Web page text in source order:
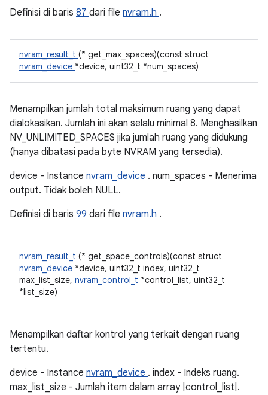
Definisi di baris 87 dari file nvram.h .
nvram_result_t (* get_max_spaces)(const struct
nvram_device *device, uint32_t *num_spaces)
Menampilkan jumlah total maksimum ruang yang dapat
dialokasikan. Jumlah ini akan selalu minimal 8. Menghasilkan
NV_UNLIMITED_SPACES jika jumlah ruang yang didukung
(hanya dibatasi pada byte NVRAM yang tersedia).
device - Instance nvram_device . num_spaces - Menerima
output. Tidak boleh NULL.
Definisi di baris 99 dari file nvram.h .
nvram_result_t (* get_space_controls)(const struct
nvram_device *device, uint32_t index, uint32_t
max_list_size, nvram_control_t *control_list, uint32_t
*list_size)
Menampilkan daftar kontrol yang terkait dengan ruang
tertentu.
device - Instance nvram_device . index - Indeks ruang.
max_list_size - Jumlah item dalam array |control_list|.